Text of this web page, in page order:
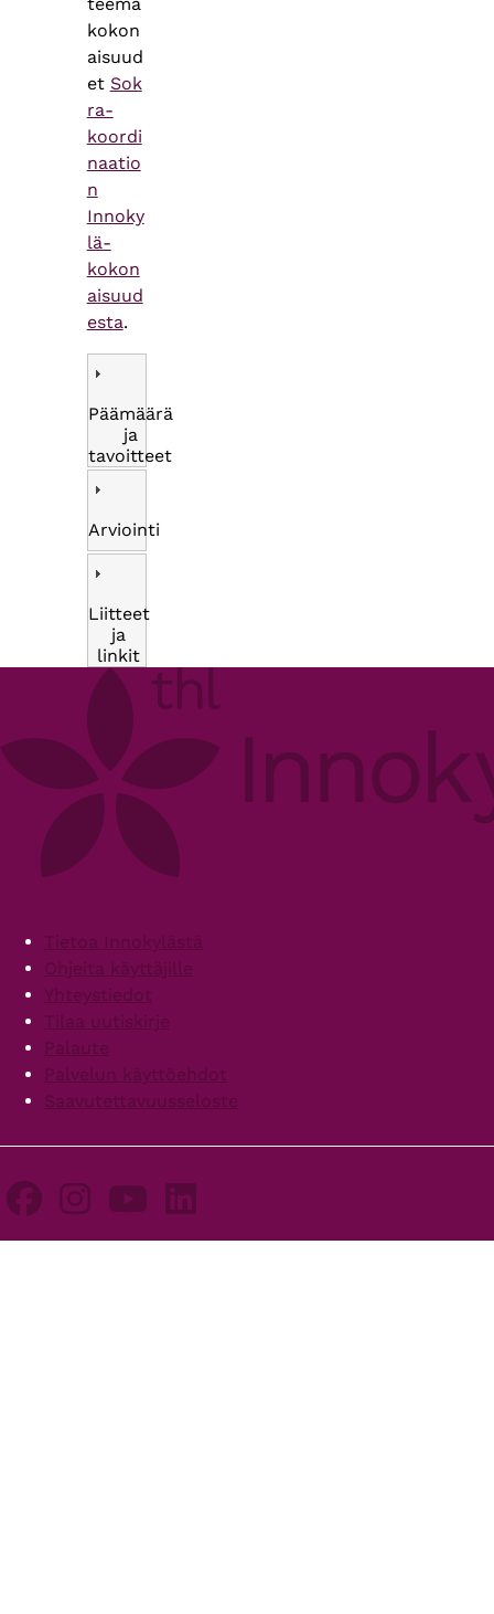
kokon
aisuud
et Sok
ra-
koordi
naatio
n
Innoky
lä-
kokon
aisuud
esta.
Päämäärä
ja
tavoitteet
Arviointi
Liitteet
ja
linkit
FooterTietoa Innokylästä
Ohjeita käyttäjille
Yhteystiedot
Tilaa uutiskirje
Palaute
Palvelun käyttöehdot
Saavutettavuusseloste